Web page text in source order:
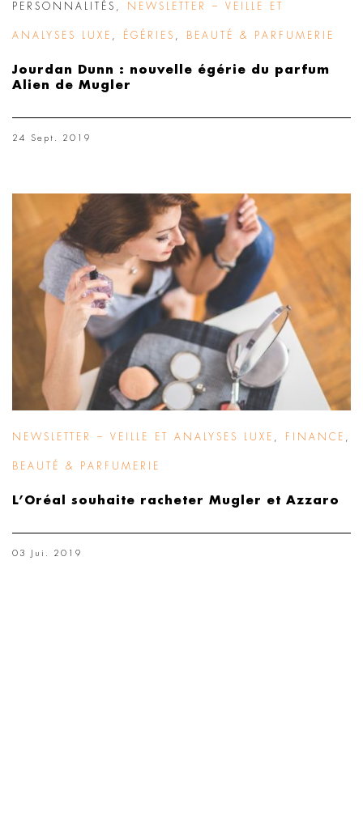
PERSONNALITÉS NEWSLETTER – VEILLE ET
ANALYSES LUXE ÉGÉRIES BEAUTÉ & PARFUMERIE
Jourdan Dunn : nouvelle égérie du parfum
Alien de Mugler
24 Sept. 2019
NEWSLETTER – VEILLE ET ANALYSES LUXE FINANCE
BEAUTÉ & PARFUMERIE
L’Oréal souhaite racheter Mugler et Azzaro
03 Jui. 2019